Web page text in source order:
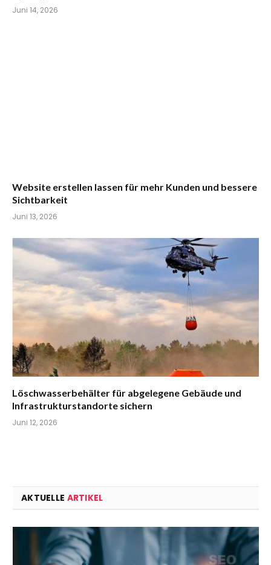
Juni 14, 2026
Website erstellen lassen für mehr Kunden und bessere
Sichtbarkeit
Juni 13, 2026
Löschwasserbehälter für abgelegene Gebäude und
Infrastrukturstandorte sichern
Juni 12, 2026
AKTUELLE ARTIKEL